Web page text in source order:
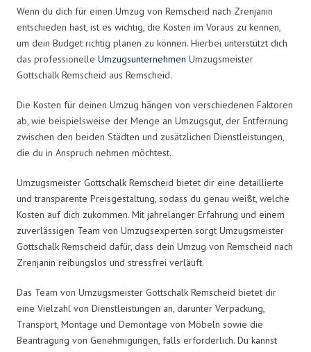
Wenn du dich für einen Umzug von Remscheid nach Zrenjanin
entschieden hast, ist es wichtig, die Kosten im Voraus zu kennen,
um dein Budget richtig planen zu können. Hierbei unterstützt dich
das professionelle Umzugsunternehmen Umzugsmeister
Gottschalk Remscheid aus Remscheid.
Die Kosten für deinen Umzug hängen von verschiedenen Faktoren
ab, wie beispielsweise der Menge an Umzugsgut, der Entfernung
zwischen den beiden Städten und zusätzlichen Dienstleistungen,
die du in Anspruch nehmen möchtest.
Umzugsmeister Gottschalk Remscheid bietet dir eine detaillierte
und transparente Preisgestaltung, sodass du genau weißt, welche
Kosten auf dich zukommen. Mit jahrelanger Erfahrung und einem
zuverlässigen Team von Umzugsexperten sorgt Umzugsmeister
Gottschalk Remscheid dafür, dass dein Umzug von Remscheid nach
Zrenjanin reibungslos und stressfrei verläuft.
Das Team von Umzugsmeister Gottschalk Remscheid bietet dir
eine Vielzahl von Dienstleistungen an, darunter Verpackung,
Transport, Montage und Demontage von Möbeln sowie die
Beantragung von Genehmigungen, falls erforderlich. Du kannst